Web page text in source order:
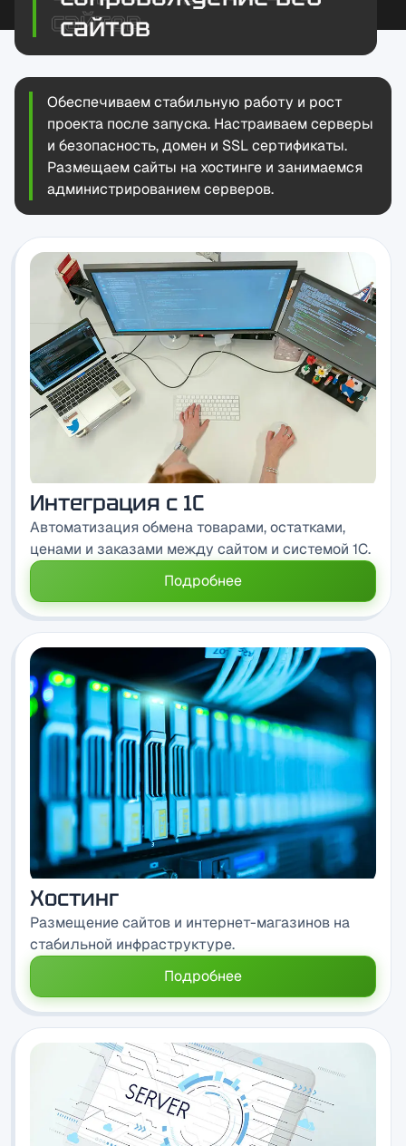
сайтов
Обеспечиваем стабильную работу и рост
проекта после запуска. Настраиваем серверы
и безопасность, домен и SSL сертификаты.
Размещаем сайты на хостинге и занимаемся
администрированием серверов.
Интеграция с 1C
Автоматизация обмена товарами, остатками,
ценами и заказами между сайтом и системой 1C.
Подробнее
Хостинг
Размещение сайтов и интернет-магазинов на
стабильной инфраструктуре.
Подробнее